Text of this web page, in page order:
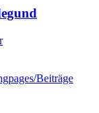
Beiträge